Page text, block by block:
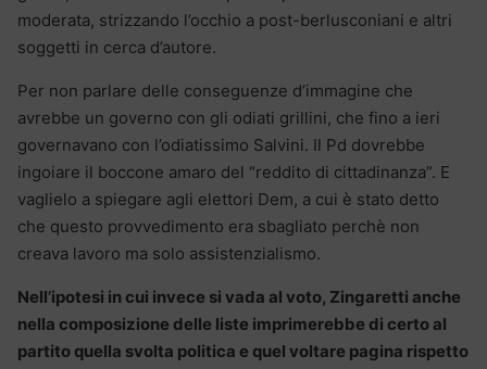
moderata, strizzando l’occhio a post-berlusconiani e altri
soggetti in cerca d’autore.
Per non parlare delle conseguenze d’immagine che
avrebbe un governo con gli odiati grillini, che fino a ieri
governavano con l’odiatissimo Salvini. Il Pd dovrebbe
ingoiare il boccone amaro del “reddito di cittadinanza”. E
vaglielo a spiegare agli elettori Dem, a cui è stato detto
che questo provvedimento era sbagliato perchè non
creava lavoro ma solo assistenzialismo.
Nell’ipotesi in cui invece si vada al voto, Zingaretti anche
nella composizione delle liste imprimerebbe di certo al
partito quella svolta politica e quel voltare pagina rispetto